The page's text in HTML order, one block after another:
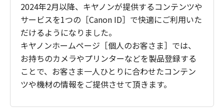
2024年2月以降、キヤノンが提供するコンテンツや
サービスを1つの［Canon ID］で快適にご利用いた
だけるようになりました。
キヤノンホームページ［個人のお客さま］では、
お持ちのカメラやプリンターなどを製品登録する
ことで、お客さま一人ひとりに合わせたコンテン
ツや機材の情報をご提供させて頂きます。